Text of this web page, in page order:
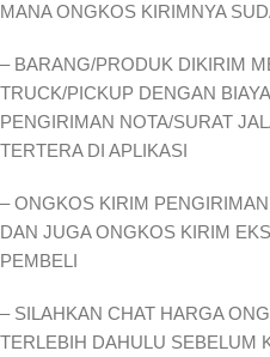
MANA ONGKOS KIRIMNYA
– BARANG/PRODUK DIKIRIM
TRUCK/PICKUP DENGAN
PENGIRIMAN NOTA/SURAT
TERTERA DI APLIKASI
– ONGKOS KIRIM
DAN JUGA ONGKOS KIRIM
PEMBELI
– SILAHKAN CHAT HARGA
TERLEBIH DAHULU SEBELUM